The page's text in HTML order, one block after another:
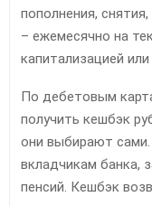
пополнения,
– ежемесячно на
капитализацией
По дебетовым
получить кешбэк
они выбирают
вкладчикам банка,
пенсий. Кешбэк